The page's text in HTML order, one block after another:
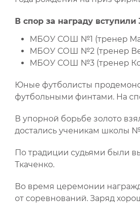
В спор за награду
МБОУ СОШ №1 (тренер
МБОУ СОШ №2 (тренер
МБОУ СОШ №3 (тренер
Юные футболисты
футбольными финтами. На
В упорной борьбе золото
достались ученикам школы
По традиции судьями были
Ткаченко.
Во время церемонии
от соревнований. Заряд